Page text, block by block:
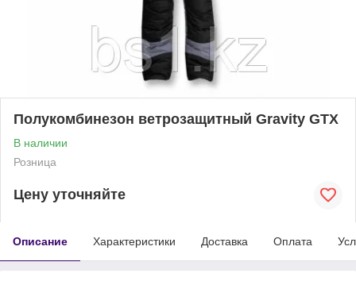
Полукомбинезон ветрозащитный Gravity GTX
В наличии
Розница
Цену уточняйте
Описание Характеристики Доставка Оплата